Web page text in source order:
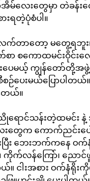
မ်လေးတွေမှာ တဲခန်း
းရတဲ့ပုံစံပါ။
တော့ မတွေ့ရဘူး။ ဒ
ာ စကောထမင်းဝိုင်းလ
းပေမယ့် ကျွန်တော်
ဉ်ပေးမယ်ပြောပါတ
တယ်။
ောင်သန်းတဲ့ထမင်း နဲ့
ေးတွေက ကောက်ညင်းပ
ဘေးဘက်ကနေ ဝက်နံ
၊ ကိုက်လန်ကြော်၊ ညော
ယ်။ ငါးအစား ဝက်